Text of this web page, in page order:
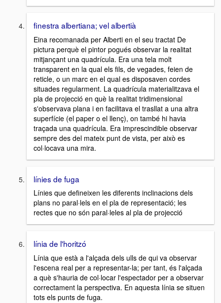
finestra albertiana; vel albertià
Eina recomanada per Alberti en el seu tractat De
pictura perquè el pintor pogués observar la realitat
mitjançant una quadrícula. Era una tela molt
transparent en la qual els fils, de vegades, feien de
reticle, o un marc en el qual es disposaven cordes
situades regularment. La quadrícula materialitzava el
pla de projecció en què la realitat tridimensional
s'observava plana i en facilitava el trasllat a una altra
superfície (el paper o el llenç), on també hi havia
traçada una quadrícula. Era imprescindible observar
sempre des del mateix punt de vista, per això es
col·locava una mira.
línies de fuga
Línies que defineixen les diferents inclinacions dels
plans no paral·lels en el pla de representació; les
rectes que no són paral·leles al pla de projecció
línia de l'horitzó
Línia que està a l'alçada dels ulls de qui va observar
l'escena real per a representar-la; per tant, és l'alçada
a què s'hauria de col·locar l'espectador per a observar
correctament la perspectiva. En aquesta línia se situen
tots els punts de fuga.